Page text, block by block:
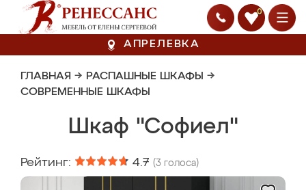
0
АПРЕЛЕВКА
ГЛАВНАЯ → РАСПАШНЫЕ ШКАФЫ →
СОВРЕМЕННЫЕ ШКАФЫ
Шкаф "Софиел"
Рейтинг: 4.7 (3 голоса)